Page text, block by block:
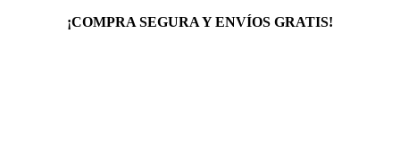
¡COMPRA SEGURA Y ENVÍOS GRATIS!